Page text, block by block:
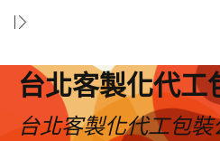
台北客製化代工
台北客製化代工包裝